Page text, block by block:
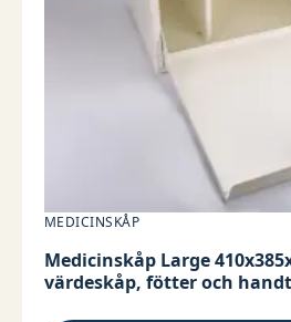
MEDICINSKÅP
Medicinskåp Large
värdeskåp, fötter och